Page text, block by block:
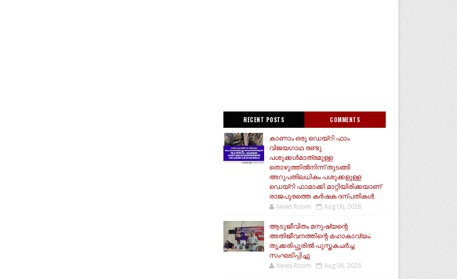
RECENT POSTS COMMENTS
കാണാം ഒരു ഡെയ്‌റി ഫാം
വിജയഗാഥ രണ്ടു
പശുക്കൾമാത്രമുള്ള
തൊഴുത്തിൽനിന്ന് തുടങ്ങി
അറുപതിലധികം പശുക്കളുള്ള
ഡെയ്റി ഫാമാക്കി മാറ്റിയിരിക്കയാണ്
രാജപുരത്തെ കർഷക ദന്പതികൾ
News Room Aug 06, 2026
ആടുജീവിതം മനുഷ്യന്റെ
അതിജീവനത്തിന്റെ മഹാകാവ്യം;
തൃക്കരിപ്പൂരിൽ പുസ്തകചർച്ച
സംഘടിപ്പിച്ചു
News Room Aug 06, 2026